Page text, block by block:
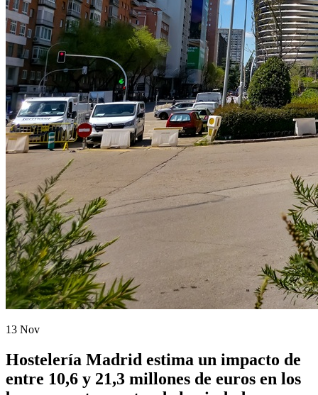
13 Nov
Hostelería Madrid estima un impacto de
entre 10,6 y 21,3 millones de euros en los